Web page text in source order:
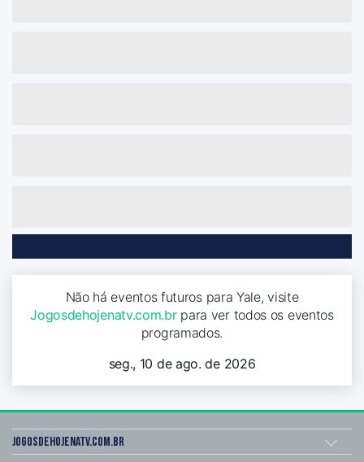
Não há eventos futuros para Yale, visite
Jogosdehojenatv.com.brpara ver todos os eventos
programados.
seg., 10 de ago. de 2026
Jogosdehojenatv.com.br